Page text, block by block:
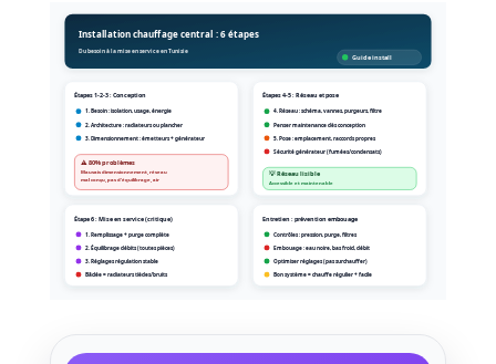
Installation chauffage central : 6 étapes
Du besoin à la mise en service en Tunisie
Guide install
Étapes 1-2-3 : Conception
1. Besoin : isolation, usage, énergie
2. Architecture : radiateurs ou plancher
3. Dimensionnement : émetteurs + générateur
⚠️ 80% problèmes
Mauvais dimensionnement, réseau
mal conçu, pas d'équilibrage, air
Étapes 4-5 : Réseau et pose
4. Réseau : schéma, vannes, purgeurs, filtre
Penser maintenance dès conception
5. Pose : emplacement, raccords propres
Sécurité générateur (fumées/condensats)
💡 Réseau lisible
Accessible et maintenable
Étape 6 : Mise en service (critique)
1. Remplissage + purge complète
2. Équilibrage débits (toutes pièces)
3. Réglages régulation stable
Bâclée = radiateurs tièdes/bruits
Entretien : prévention embouage
Contrôles : pression, purge, filtres
Embouage : eau noire, bas froid, débit
Optimiser réglages (pas surchauffer)
Bon système = chauffe régulier + facile